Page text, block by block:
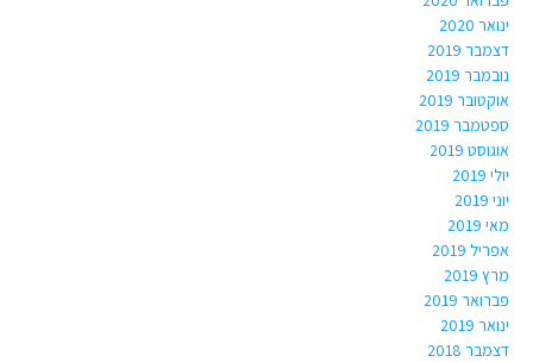
ינואר 2020
דצמבר 2019
נובמבר 2019
אוקטובר 2019
ספטמבר 2019
אוגוסט 2019
יולי 2019
יוני 2019
מאי 2019
אפריל 2019
מרץ 2019
פברואר 2019
ינואר 2019
דצמבר 2018